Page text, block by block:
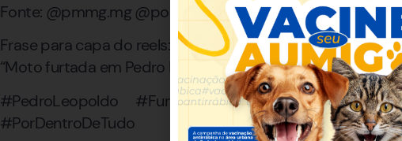
Fonte: @pmmg.mg @policiamilitardeminasgerais
Frase para capa do reels:
“Moto furtada em Pedro Leopoldo”
#PedroLeopoldo #Furto #Moto #PolíciaMilitar
#PorDentroDeTudo